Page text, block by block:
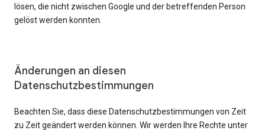
lösen, die nicht zwischen Google und der betreffenden Person
gelöst werden konnten.
Änderungen an diesen
Datenschutzbestimmungen
Beachten Sie, dass diese Datenschutzbestimmungen von Zeit
zu Zeit geändert werden können. Wir werden Ihre Rechte unter